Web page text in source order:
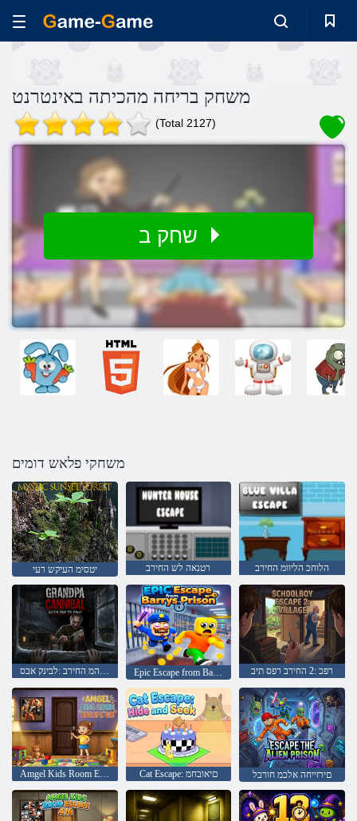
משחק בריחה מהכיתה באינטרנט
(Total 2127)
משחקי פלאש דומים
יטסימ העיקש רעי רטנאה לש החירב הלוחכ הליוומ החירב
קאינמהמ החירב :לבינק אבס Epic Escape from Barrys Prison רפכ :2 החירב רפס תיב
Amgel Kids Room Escape 415 Cat Escape: םיאובחמ םירזייחה אלכמ חורבל